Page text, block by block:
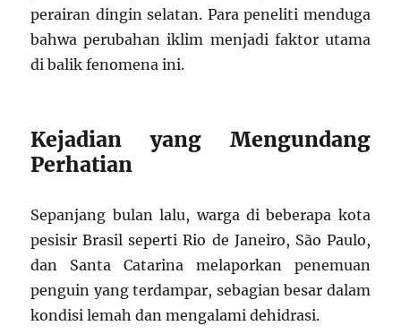
perairan dingin selatan. Para peneliti menduga
bahwa perubahan iklim menjadi faktor utama
di balik fenomena ini.
Kejadian yang Mengundang
Perhatian
Sepanjang bulan lalu, warga di beberapa kota
pesisir Brasil seperti Rio de Janeiro, São Paulo,
dan Santa Catarina melaporkan penemuan
penguin yang terdampar, sebagian besar dalam
kondisi lemah dan mengalami dehidrasi.